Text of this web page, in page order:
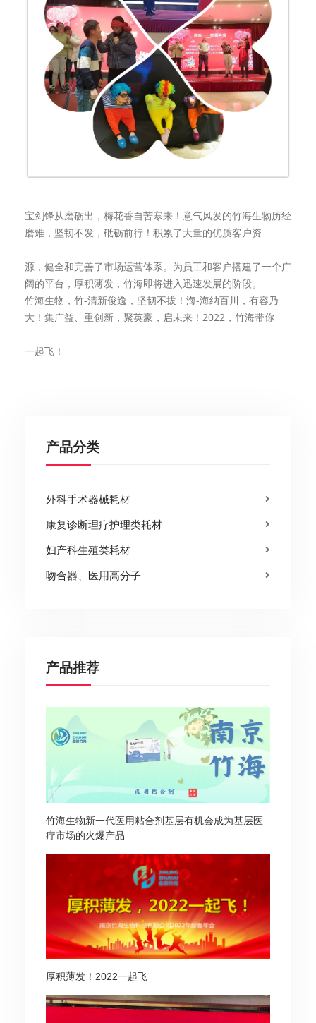
宝剑锋从磨砺出，梅花香自苦寒来！意气风发的竹海生物历经
磨难，坚韧不发，砥砺前行！积累了大量的优质客户资
源，健全和完善了市场运营体系。为员工和客户搭建了一个广
阔的平台，厚积薄发，竹海即将进入迅速发展的阶段。
竹海生物，竹-清新俊逸，坚韧不拔！海-海纳百川，有容乃
大！集广益、重创新，聚英豪，启未来！2022，竹海带你
一起飞！
产品分类
外科手术器械耗材
康复诊断理疗护理类耗材
妇产科生殖类耗材
吻合器、医用高分子
产品推荐
竹海生物新一代医用粘合剂基层有机会成为基层医
疗市场的火爆产品
厚积薄发！2022一起飞